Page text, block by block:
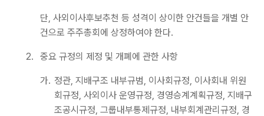
단, 사외이사후보추천 등 성격이 상이한 안건들을 개별 안
건으로 주주총회에 상정하여야 한다.
2. 중요 규정의 제정 및 개폐에 관한 사항
가. 정관, 지배구조 내부규범, 이사회규정, 이사회내 위원
회규정, 사외이사 운영규정, 경영승계계획규정, 지배구
조공시규정, 그룹내부통제규정, 내부회계관리규정, 경